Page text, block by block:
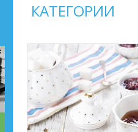
КАТЕГОРИИ